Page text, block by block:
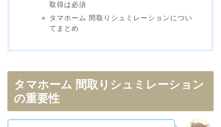
取得は必須
タマホーム 間取りシュミレーションについ
てまとめ
タマホーム 間取りシュミレーション
の重要性